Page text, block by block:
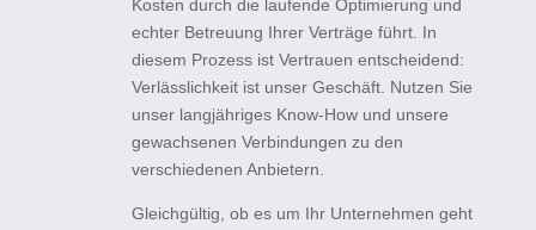
Kosten durch die laufende Optimierung und
echter Betreuung Ihrer Verträge führt. In
diesem Prozess ist Vertrauen entscheidend:
Verlässlichkeit ist unser Geschäft. Nutzen Sie
unser langjähriges Know-How und unsere
gewachsenen Verbindungen zu den
verschiedenen Anbietern.
Gleichgültig, ob es um Ihr Unternehmen geht